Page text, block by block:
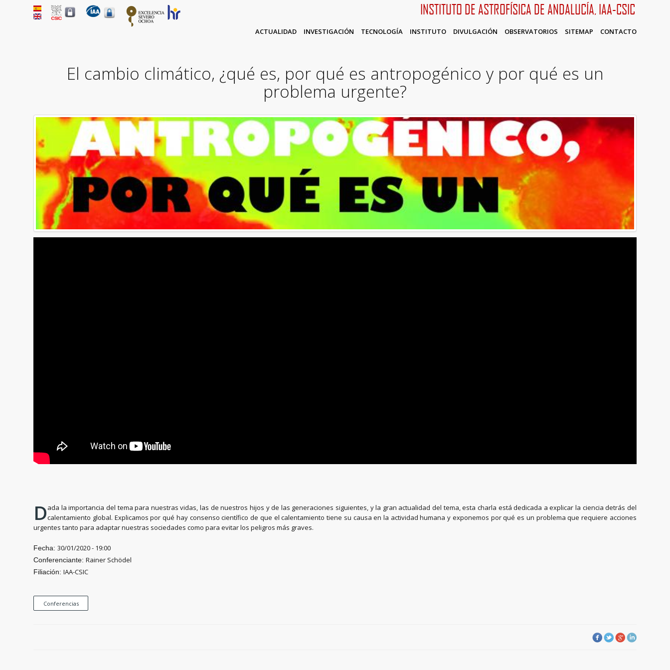
INSTITUTO DE ASTROFÍSICA DE ANDALUCÍA, IAA-CSIC
ACTUALIDAD INVESTIGACIÓN TECNOLOGÍA INSTITUTO DIVULGACIÓN OBSERVATORIOS SITEMAP CONTACTO
El cambio climático, ¿qué es, por qué es antropogénico y por qué es un
problema urgente?
Dada la importancia del tema para nuestras vidas, las de nuestros hijos y de las generaciones siguientes, y la gran actualidad del tema, esta charla está dedicada a explicar la ciencia detrás del
calentamiento global. Explicamos por qué hay consenso científico de que el calentamiento tiene su causa en la actividad humana y exponemos por qué es un problema que requiere acciones
urgentes tanto para adaptar nuestras sociedades como para evitar los peligros más graves.
Fecha:30/01/2020 - 19:00
Conferenciante:Rainer Schödel
Filiación:IAA-CSIC
Conferencias